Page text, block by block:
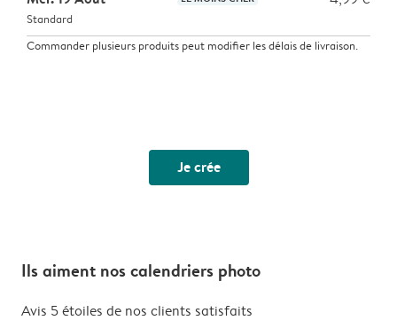
Standard
Commander plusieurs produits peut modifier les délais de livraison.
Je crée
Ils aiment nos calendriers photo
Avis 5 étoiles de nos clients satisfaits